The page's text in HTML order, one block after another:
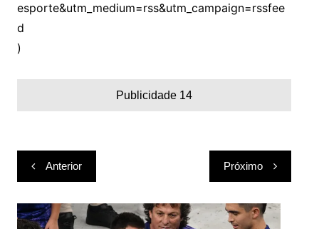
esporte&utm_medium=rss&utm_campaign=rssfee
d
)
Publicidade 14
Navegação
de
Post
Anterior Próximo